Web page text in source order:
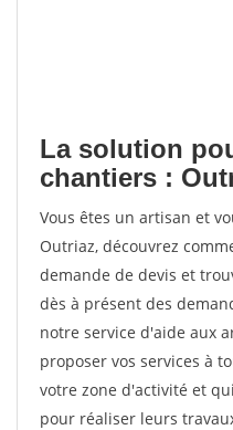
La solution
chantiers :
Vous êtes un artisan et
Outriaz, découvrez
demande de devis et
dès à présent des
notre service d'aide aux
proposer vos services à
votre zone d'activité et
pour réaliser leurs